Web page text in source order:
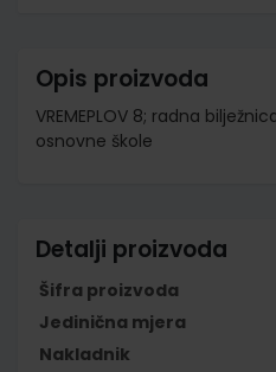
Opis proizvoda
VREMEPLOV 8; radna
osnovne škole
Detalji proizvoda
Šifra proizvoda
Jedinična mjera
Nakladnik